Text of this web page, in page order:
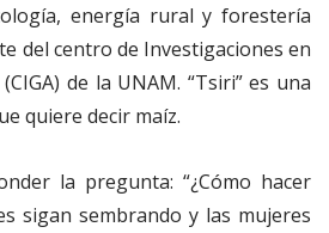
energía rural y forestería
del centro de Investigaciones en
de la UNAM. “Tsiri” es una
quiere decir maíz.
la pregunta: “¿Cómo hacer
sigan sembrando y las mujeres